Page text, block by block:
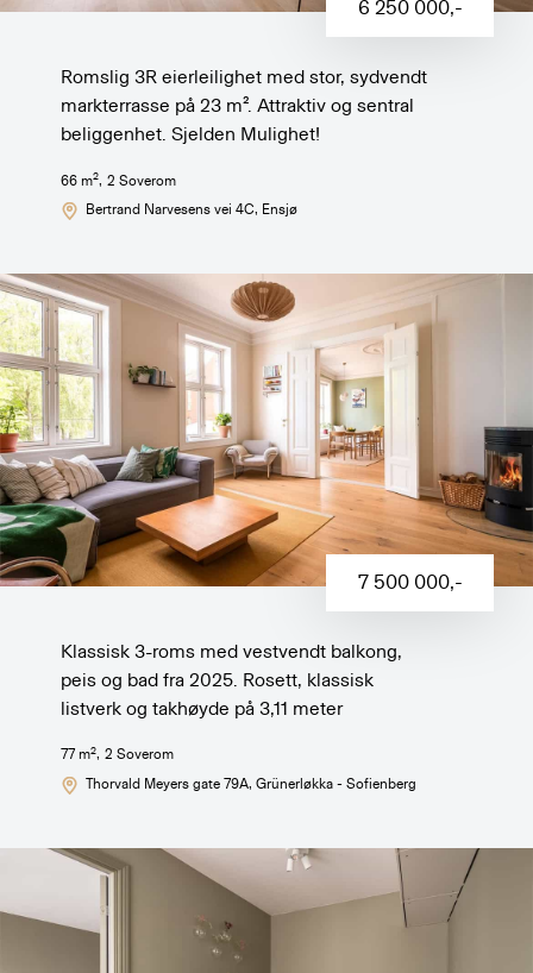
6 250 000,-
Romslig 3R eierleilighet med stor, sydvendt
markterrasse på 23 m². Attraktiv og sentral
beliggenhet. Sjelden Mulighet!
66 m2, 2 Soverom
Bertrand Narvesens vei 4C, Ensjø
7 500 000,-
Klassisk 3-roms med vestvendt balkong,
peis og bad fra 2025. Rosett, klassisk
listverk og takhøyde på 3,11 meter
77 m2, 2 Soverom
Thorvald Meyers gate 79A, Grünerløkka - Sofienberg